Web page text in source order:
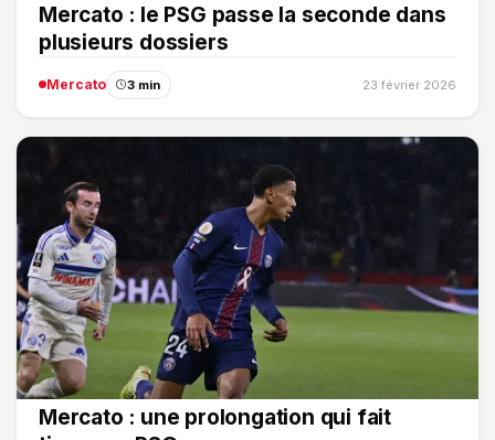
Mercato : le PSG passe la seconde dans
plusieurs dossiers
Mercato 3 min 23 février 2026
Mercato : une prolongation qui fait